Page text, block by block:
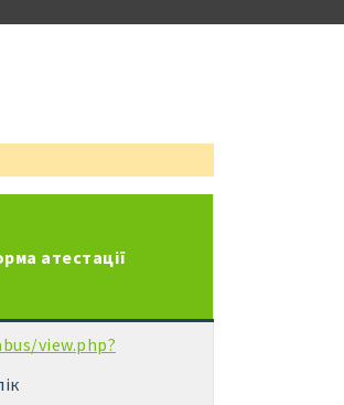
атестації
view.php?